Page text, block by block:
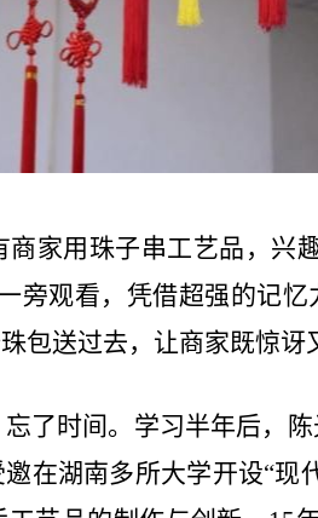
家用珠子串工艺品，兴
旁观看，凭借超强的记
包送过去，让商家既惊讶
了时间。学习半年后，
在湖南多所大学开设“现